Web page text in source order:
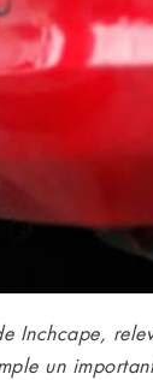
Inchcape,
un